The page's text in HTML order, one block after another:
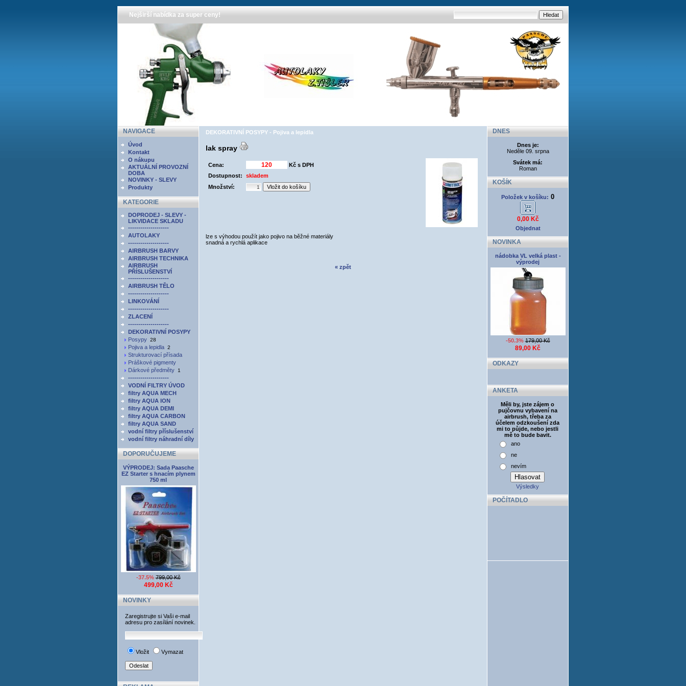
Nejširší nabídka za super ceny!
NAVIGACE
Úvod
Kontakt
O nákupu
AKTUÁLNÍ PROVOZNÍ
DOBA
NOVINKY - SLEVY
Produkty
KATEGORIE
DOPRODEJ - SLEVY -
LIKVIDACE SKLADU
--------------------
AUTOLAKY
--------------------
AIRBRUSH BARVY
AIRBRUSH TECHNIKA
AIRBRUSH
PŘÍSLUŠENSTVÍ
--------------------
AIRBRUSH TĚLO
--------------------
LINKOVÁNÍ
--------------------
ZLACENÍ
--------------------
DEKORATIVNÍ POSYPY
Posypy 28
Pojiva a lepidla 2
Strukturovací přísada
Práškové pigmenty
Dárkové předměty 1
--------------------
VODNÍ FILTRY ÚVOD
filtry AQUA MECH
filtry AQUA ION
filtry AQUA DEMI
filtry AQUA CARBON
filtry AQUA SAND
vodní filtry příslušenství
vodní filtry náhradní díly
DOPORUČUJEME
VÝPRODEJ: Sada Paasche
EZ Starter s hnacím plynem
750 ml
-37.5%799,00 Kč
499,00 Kč
NOVINKY
Zaregistrujte si Vaši e-mail
adresu pro zasílání novinek.
Vložit Vymazat
DEKORATIVNÍ POSYPY - Pojiva a lepidla
lak spray
Cena:
Kč s DPH
Dostupnost:
skladem
Množství:
lze s výhodou použít jako pojivo na běžné materiály
snadná a rychlá aplikace
« zpět
DNES
Dnes je:
Neděle 09. srpna
Svátek má:
Roman
KOŠÍK
Položek v košíku: 0
0,00 Kč
Objednat
NOVINKA
nádobka VL velká plast -
výprodej
-50.3%179,00 Kč
89,00 Kč
ODKAZY
ANKETA
Měli by, jste zájem o
pujčovnu vybavení na
airbrush, třeba za
účelem odzkoušení zda
mi to půjde, nebo jestli
mě to bude bavit.
ano
ne
nevím
Výsledky
POČÍTADLO